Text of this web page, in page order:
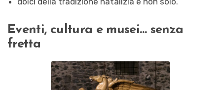
Eventi, cultura e musei… senza
fretta